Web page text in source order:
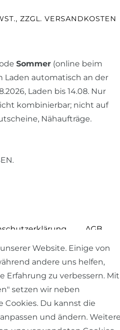
ZZGL. VERSANDKOSTEN
Sommer (online beim
Laden automatisch an der
Laden bis 14.08. Nur
kombinierbar; nicht auf
Nähaufträge.
AGB
Widerrufs­recht
Website. Einige von
andere uns helfen,
Erfahrung zu verbessern. Mit
setzen wir neben
Cookies. Du kannst die
und ändern.